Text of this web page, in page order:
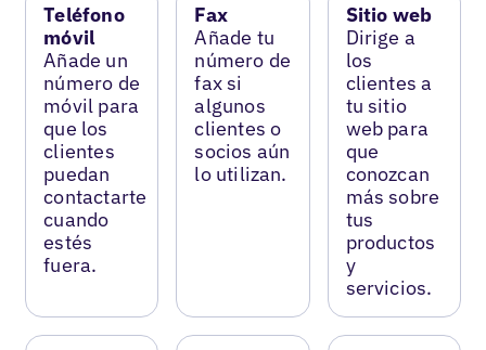
Teléfono
móvil
Añade un
número de
móvil para
que los
clientes
puedan
contactarte
cuando
estés
fuera.
Fax
Añade tu
número de
fax si
algunos
clientes o
socios aún
lo utilizan.
Sitio web
Dirige a
los
clientes a
tu sitio
web para
que
conozcan
más sobre
tus
productos
y
servicios.